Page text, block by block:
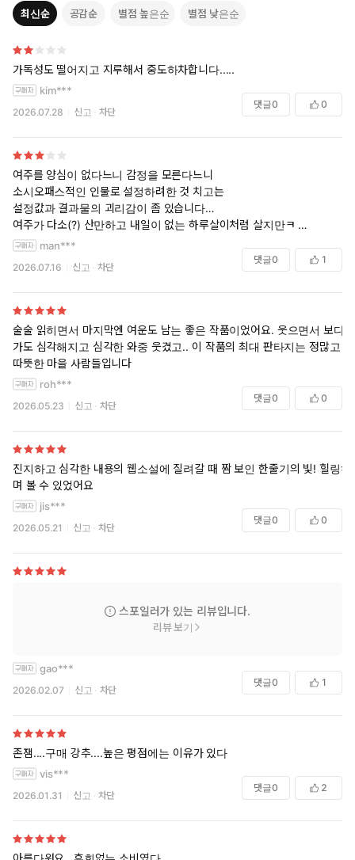
최신순 공감순 별점 높은순 별점 낮은순
가독성도 떨어지고 지루해서 중도하차합니다.....
kim***
2026.07.28 신고 차단
댓글0 0
여주를 양심이 없다느니 감정을 모른다느니
소시오패스적인 인물로 설정하려한 것 치고는
설정값과 결과물의 괴리감이 좀 있습니다…
여주가 다소(?) 산만하고 내일이 없는 하루살이처럼 살지만ㅋ
오베르에서 대인관계에 그다지 큰 문제는 없거든요.
사회부적응자가 갑자기 극E가 되다니..
그 사이엔 입대와 전쟁이 있었는데 군대가 여주를 사람으로
만들었다..? 군필 남동생이 이 문장에 부들댑니다…..ㅋ
뭐 그럴 수도 있지만 이거 그런 소설 아니자나여..
화가는 개연성이 낭낭했는데
(외전에서 이 놈은 Go자인가?라고 생각하긴 했지만ㅋㅋ)
그리고 2차 세계대전이면 세계대전이지…
유니크한 세계관이라기보다 조사하기 싫었나부다는 느낌이라.
man***
2026.07.16 신고 차단
댓글0 1
술술 읽히면서 마지막엔 여운도 남는 좋은 작품이었어요. 웃으면서 보다
가도 심각해지고 심각한 와중 웃겼고.. 이 작품의 최대 판타지는 정많고
따뜻한 마을 사람들입니다
roh***
2026.05.23 신고 차단
댓글0 0
진지하고 심각한 내용의 웹소설에 질려갈 때 짬 보인 한줄기의 빛! 힐링하
며 볼 수 있었어요
jis***
2026.05.21 신고 차단
댓글0 0
스포일러가 있는 리뷰입니다.
리뷰 보기
gao***
2026.02.07 신고 차단
댓글0 1
존잼....구매 강추....높은 평점에는 이유가 있다
vis***
2026.01.31 신고 차단
댓글0 2